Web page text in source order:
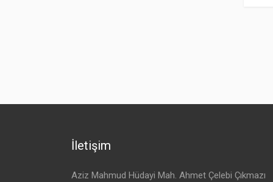
İletişim
Aziz Mahmud Hüdayi Mah. Ahmet Çelebi Çıkmazı